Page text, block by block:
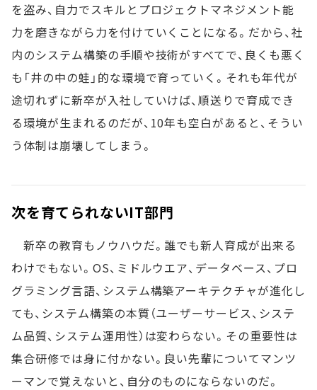
を盗み、自力でスキルとプロジェクトマネジメント能
力を磨きながら力を付けていくことになる。だから、社
内のシステム構築の手順や技術がすべてで、良くも悪く
も「井の中の蛙」的な環境で育っていく。それも年代が
途切れずに新卒が入社していけば、順送りで育成でき
る環境が生まれるのだが、10年も空白があると、そうい
う体制は崩壊してしまう。
次を育てられないIT部門
新卒の教育もノウハウだ。誰でも新人育成が出来る
わけでもない。OS、ミドルウエア、データベース、プロ
グラミング言語、システム構築アーキテクチャが進化し
ても、システム構築の本質（ユーザーサービス、システ
ム品質、システム運用性）は変わらない。その重要性は
集合研修では身に付かない。良い先輩についてマンツ
ーマンで覚えないと、自分のものにならないのだ。